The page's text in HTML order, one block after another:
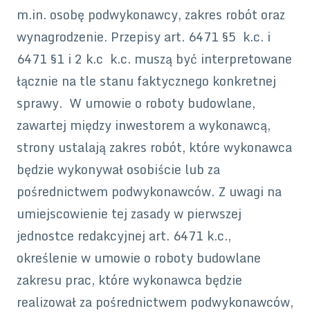
m.in. osobę podwykonawcy, zakres robót oraz
wynagrodzenie. Przepisy art. 6471 §5 k.c. i
6471 §1 i 2 k.c k.c. muszą być interpretowane
łącznie na tle stanu faktycznego konkretnej
sprawy. W umowie o roboty budowlane,
zawartej między inwestorem a wykonawcą,
strony ustalają zakres robót, które wykonawca
będzie wykonywał osobiście lub za
pośrednictwem podwykonawców. Z uwagi na
umiejscowienie tej zasady w pierwszej
jednostce redakcyjnej art. 6471 k.c.,
określenie w umowie o roboty budowlane
zakresu prac, które wykonawca będzie
realizował za pośrednictwem podwykonawców,